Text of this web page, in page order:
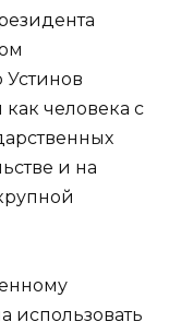
человека с
и на
использовать